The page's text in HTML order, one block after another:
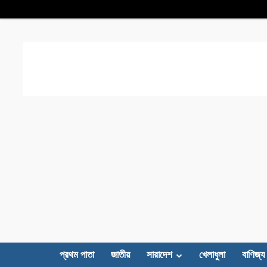
প্রথম পাতা জাতীয় সারাদেশ খেলাধুলা